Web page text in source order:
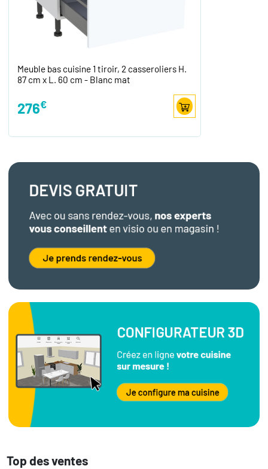
Meuble bas cuisine 1 tiroir, 2 casseroliers H.
87 cm x L. 60 cm - Blanc mat
276€
Top des ventes